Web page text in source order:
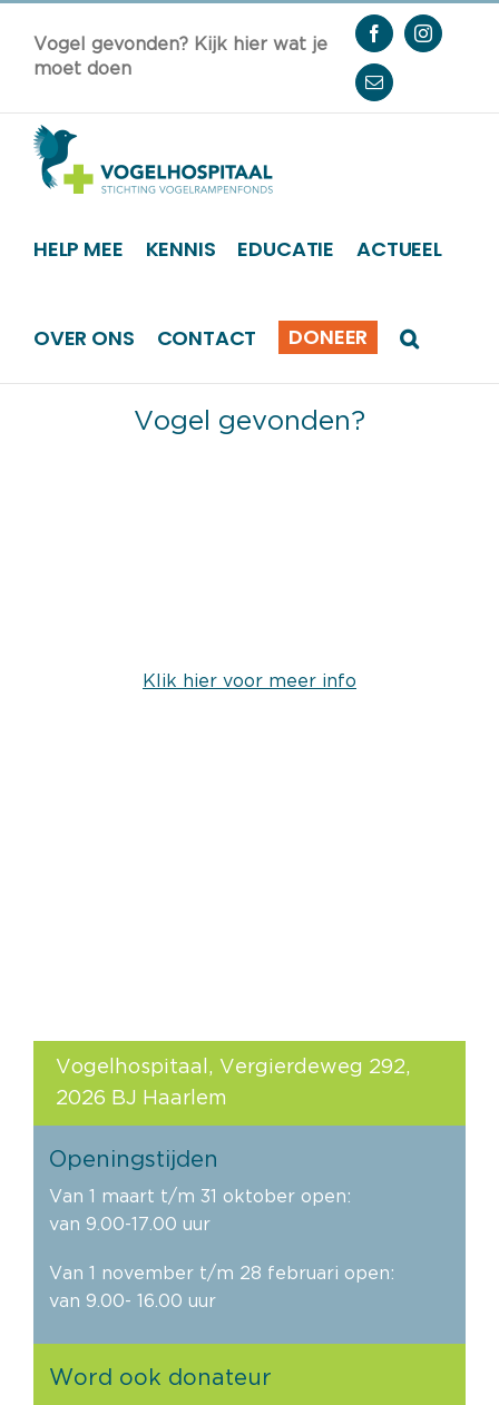
naar
inhoud
Vogel gevonden? Kijk hier wat je
moet doen
FacebookInstagram
E-
mail
HELP MEE KENNIS EDUCATIE ACTUEEL
OVER ONS CONTACT DONEER
Vogel gevonden?
Klik hier voor meer info
Vogelhospitaal, Vergierdeweg 292,
2026 BJ Haarlem
Openingstijden
Van 1 maart t/m 31 oktober open:
van 9.00-17.00 uur
Van 1 november t/m 28 februari open:
van 9.00- 16.00 uur
Word ook donateur